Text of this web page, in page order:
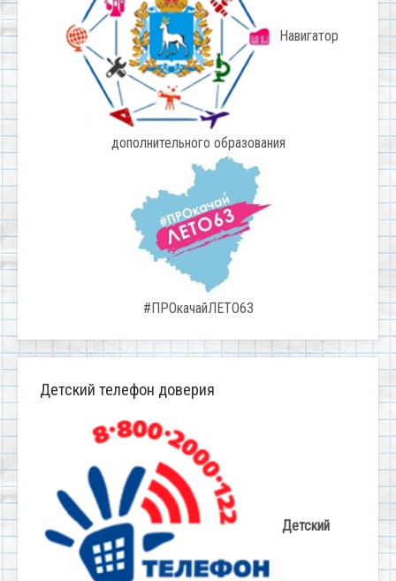
Навигатор
дополнительного образования
#ПРОкачайЛЕТО63
Детский телефон доверия
Детский